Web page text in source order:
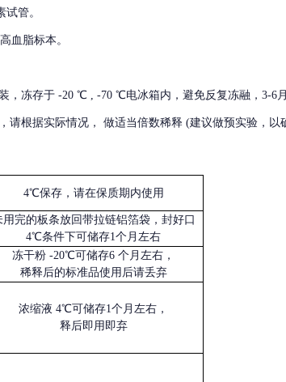
管。
血脂标本。
，冻存于 -20 ℃ , -70 ℃电冰箱内，避免反复冻融，3-6月
请根据实际情况， 做适当倍数稀释 (建议做预实验，以
4℃保存，请在保质期内使用
用完的板条放回带拉链铝箔袋，封好口
4℃条件下可储存1个月左右
冻干粉 -20℃可储存6 个月左右，
稀释后的标准品使用后请丢弃
浓缩液 4℃可储存1个月左右，
释后即用即弃